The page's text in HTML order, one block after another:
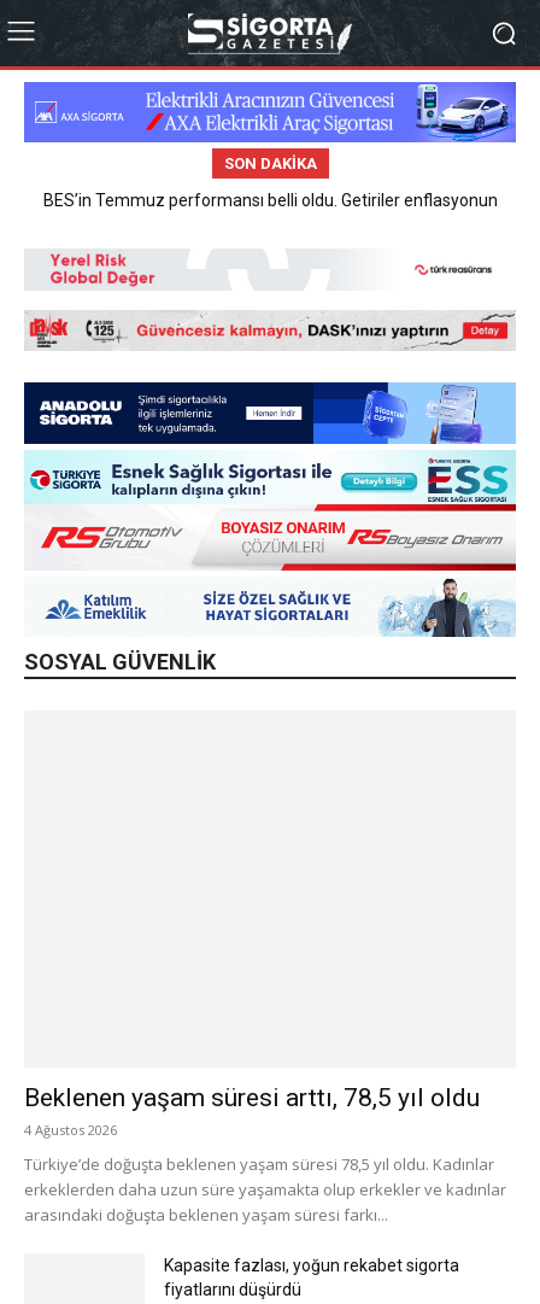
SON DAKIKA
BES’in Temmuz performansı belli oldu. Getiriler enflasyonun
SOSYAL GÜVENLİK
Beklenen yaşam süresi arttı, 78,5 yıl oldu
4 Ağustos 2026
Türkiye’de doğuşta beklenen yaşam süresi 78,5 yıl oldu. Kadınlar
erkeklerden daha uzun süre yaşamakta olup erkekler ve kadınlar
arasındaki doğuşta beklenen yaşam süresi farkı...
Kapasite fazlası, yoğun rekabet sigorta
fiyatlarını düşürdü